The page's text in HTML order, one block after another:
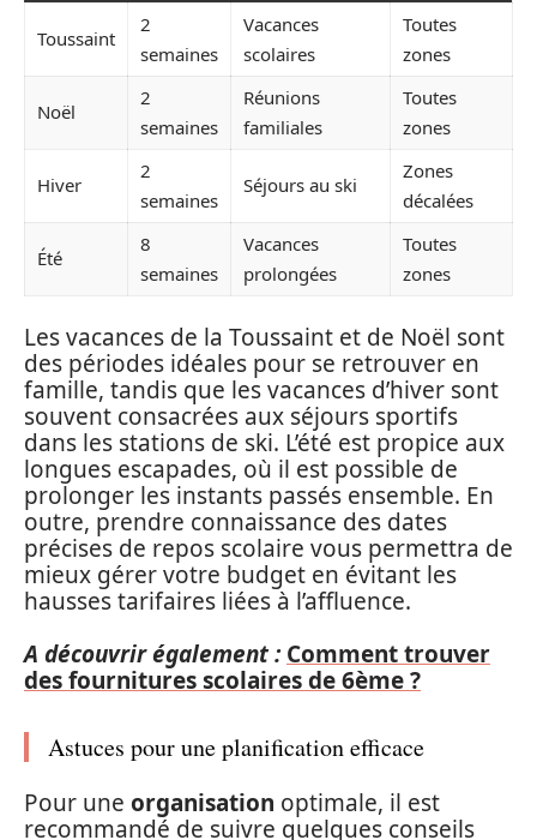
Toussaint
2
semaines
Vacances
scolaires
Toutes
zones
Noël
2
semaines
Réunions
familiales
Toutes
zones
Hiver
2
semaines
Séjours au ski
Zones
décalées
Été
8
semaines
Vacances
prolongées
Toutes
zones
Les vacances de la Toussaint et de Noël sont
des périodes idéales pour se retrouver en
famille, tandis que les vacances d’hiver sont
souvent consacrées aux séjours sportifs
dans les stations de ski. L’été est propice aux
longues escapades, où il est possible de
prolonger les instants passés ensemble. En
outre, prendre connaissance des dates
précises de repos scolaire vous permettra de
mieux gérer votre budget en évitant les
hausses tarifaires liées à l’affluence.
A découvrir également : Comment trouver
des fournitures scolaires de 6ème ?
Astuces pour une planification efficace
Pour une organisation optimale, il est
recommandé de suivre quelques conseils